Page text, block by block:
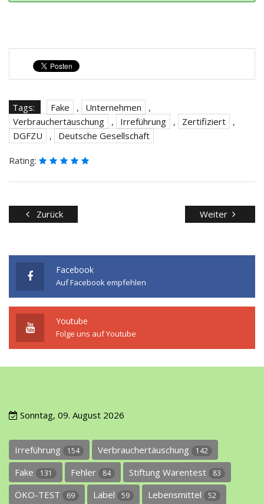
Tags: Fake , Unternehmen
,
Verbrauchertäuschung
, Irreführung , Zertifiziert
,
DGFZU
, Deutsche Gesellschaft
Rating:
Zurück Weiter
Facebook
Auf Facebook empfehlen
Youtube
Folge uns auf Youtube
Sonntag, 09. August 2026
Irreführung 154 Verbrauchertäuschung 142
Fake 131 Fehler 84 Stiftung Warentest 83
ÖKO-TEST 69 Label 59 Lebensmittel 52